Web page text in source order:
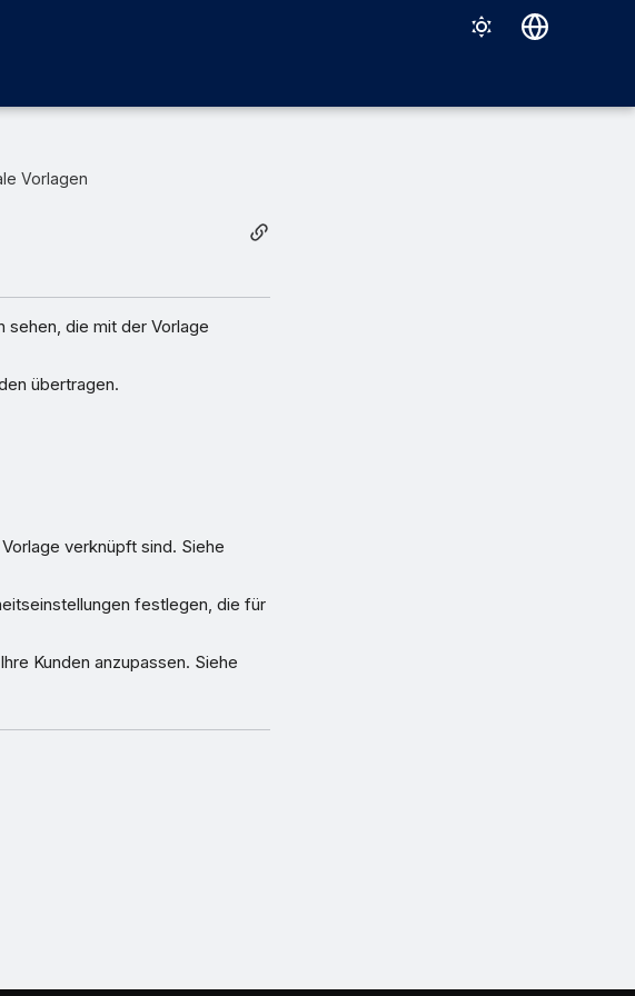
Vorlagen
sehen, die mit der Vorlage
übertragen.
verknüpft sind. Siehe
festlegen, die für
Kunden anzupassen. Siehe